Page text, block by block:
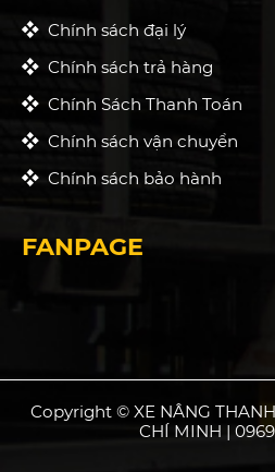
Chính sách đại lý
Chính sách trả hàng
Chính Sách Thanh Toán
Chính sách vận chuyển
Chính sách bảo hành
FANPAGE
Copyright © XE NÂNG
CHÍ MINH |